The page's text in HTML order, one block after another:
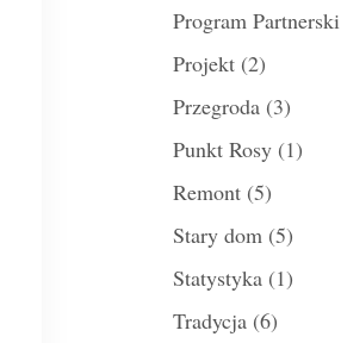
Program Partnerski
Projekt (2)
Przegroda (3)
Punkt Rosy (1)
Remont (5)
Stary dom (5)
Statystyka (1)
Tradycja (6)